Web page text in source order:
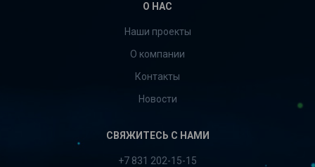
О НАС
Наши проекты
О компании
Контакты
Новости
СВЯЖИТЕСЬ С НАМИ
+7 831 202-15-15